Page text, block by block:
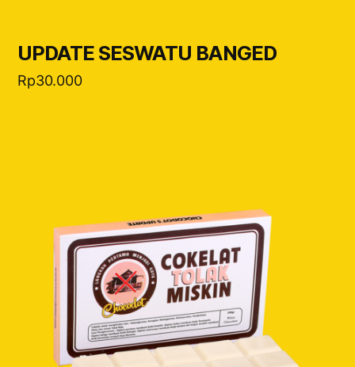
UPDATE SESWATU BANGED
Rp30.000